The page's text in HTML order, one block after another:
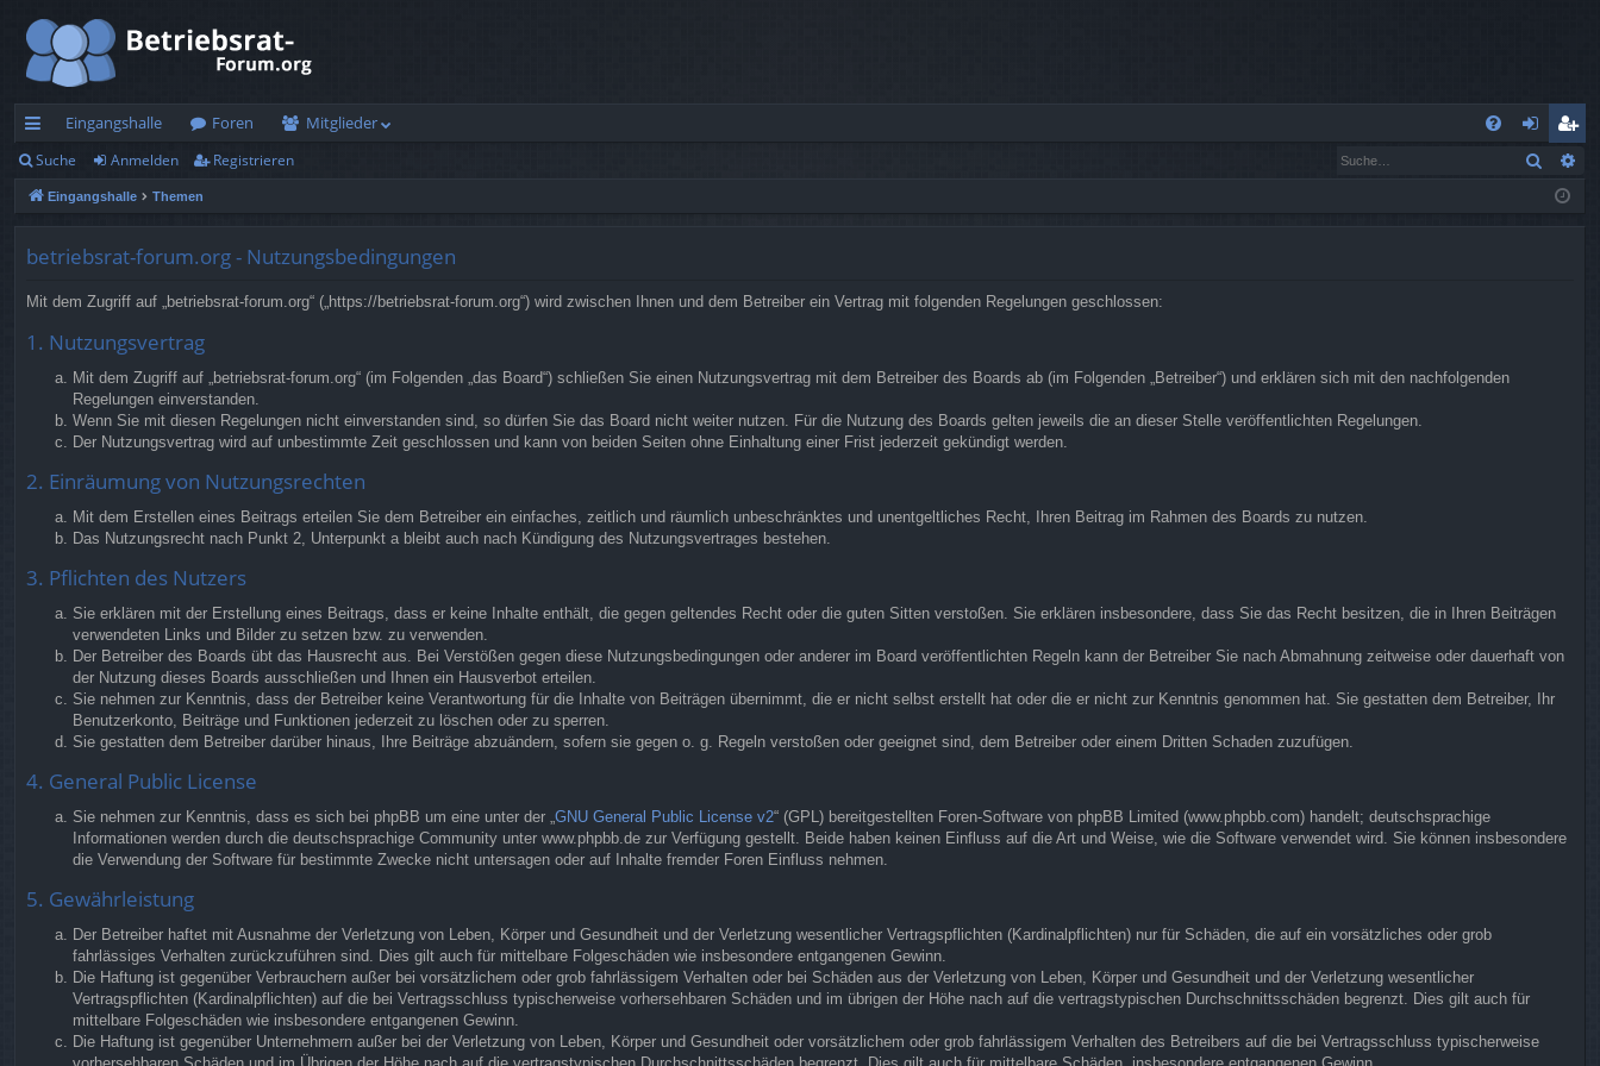
ch
ne
Eingangshalle Foren
Mitglieder
n
eg
ist
Suche Anmelden Registrieren Suche
Eingangshalle Themen
betriebsrat-forum.org - Nutzungsbedingungen
Mit dem Zugriff auf „betriebsrat-forum.org“ („https://betriebsrat-forum.org“) wird zwischen Ihnen und dem Betreiber ein Vertrag mit folgenden Regelungen geschlossen:
1. Nutzungsvertrag
Mit dem Zugriff auf „betriebsrat-forum.org“ (im Folgenden „das Board“) schließen Sie einen Nutzungsvertrag mit dem Betreiber des Boards ab (im Folgenden „Betreiber“) und erklären sich mit den nachfolgenden
Regelungen einverstanden.
Wenn Sie mit diesen Regelungen nicht einverstanden sind, so dürfen Sie das Board nicht weiter nutzen. Für die Nutzung des Boards gelten jeweils die an dieser Stelle veröffentlichten Regelungen.
Der Nutzungsvertrag wird auf unbestimmte Zeit geschlossen und kann von beiden Seiten ohne Einhaltung einer Frist jederzeit gekündigt werden.
2. Einräumung von Nutzungsrechten
Mit dem Erstellen eines Beitrags erteilen Sie dem Betreiber ein einfaches, zeitlich und räumlich unbeschränktes und unentgeltliches Recht, Ihren Beitrag im Rahmen des Boards zu nutzen.
Das Nutzungsrecht nach Punkt 2, Unterpunkt a bleibt auch nach Kündigung des Nutzungsvertrages bestehen.
3. Pflichten des Nutzers
Sie erklären mit der Erstellung eines Beitrags, dass er keine Inhalte enthält, die gegen geltendes Recht oder die guten Sitten verstoßen. Sie erklären insbesondere, dass Sie das Recht besitzen, die in Ihren Beiträgen
verwendeten Links und Bilder zu setzen bzw. zu verwenden.
Der Betreiber des Boards übt das Hausrecht aus. Bei Verstößen gegen diese Nutzungsbedingungen oder anderer im Board veröffentlichten Regeln kann der Betreiber Sie nach Abmahnung zeitweise oder dauerhaft von
der Nutzung dieses Boards ausschließen und Ihnen ein Hausverbot erteilen.
Sie nehmen zur Kenntnis, dass der Betreiber keine Verantwortung für die Inhalte von Beiträgen übernimmt, die er nicht selbst erstellt hat oder die er nicht zur Kenntnis genommen hat. Sie gestatten dem Betreiber, Ihr
Benutzerkonto, Beiträge und Funktionen jederzeit zu löschen oder zu sperren.
Sie gestatten dem Betreiber darüber hinaus, Ihre Beiträge abzuändern, sofern sie gegen o. g. Regeln verstoßen oder geeignet sind, dem Betreiber oder einem Dritten Schaden zuzufügen.
4. General Public License
Sie nehmen zur Kenntnis, dass es sich bei phpBB um eine unter der „GNU General Public License v2“ (GPL) bereitgestellten Foren-Software von phpBB Limited (www.phpbb.com) handelt; deutschsprachige
Informationen werden durch die deutschsprachige Community unter www.phpbb.de zur Verfügung gestellt. Beide haben keinen Einfluss auf die Art und Weise, wie die Software verwendet wird. Sie können insbesondere
die Verwendung der Software für bestimmte Zwecke nicht untersagen oder auf Inhalte fremder Foren Einfluss nehmen.
5. Gewährleistung
Der Betreiber haftet mit Ausnahme der Verletzung von Leben, Körper und Gesundheit und der Verletzung wesentlicher Vertragspflichten (Kardinalpflichten) nur für Schäden, die auf ein vorsätzliches oder grob
fahrlässiges Verhalten zurückzuführen sind. Dies gilt auch für mittelbare Folgeschäden wie insbesondere entgangenen Gewinn.
Die Haftung ist gegenüber Verbrauchern außer bei vorsätzlichem oder grob fahrlässigem Verhalten oder bei Schäden aus der Verletzung von Leben, Körper und Gesundheit und der Verletzung wesentlicher
Vertragspflichten (Kardinalpflichten) auf die bei Vertragsschluss typischerweise vorhersehbaren Schäden und im übrigen der Höhe nach auf die vertragstypischen Durchschnittsschäden begrenzt. Dies gilt auch für
mittelbare Folgeschäden wie insbesondere entgangenen Gewinn.
Die Haftung ist gegenüber Unternehmern außer bei der Verletzung von Leben, Körper und Gesundheit oder vorsätzlichem oder grob fahrlässigem Verhalten des Betreibers auf die bei Vertragsschluss typischerweise